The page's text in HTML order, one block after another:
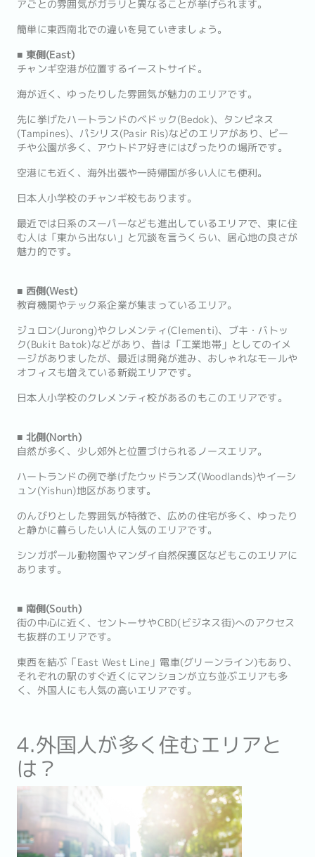
アごとの雰囲気がガラリと異なることが挙げられます。
簡単に東西南北での違いを見ていきましょう。
■ 東側(East)
チャンギ空港が位置するイーストサイド。
海が近く、ゆったりした雰囲気が魅力のエリアです。
先に挙げたハートランドのベドック(Bedok)、タンピネス
(Tampines)、パシリス(Pasir Ris)などのエリアがあり、ビー
チや公園が多く、アウトドア好きにはぴったりの場所です。
空港にも近く、海外出張や一時帰国が多い人にも便利。
日本人小学校のチャンギ校もあります。
最近では日系のスーパーなども進出しているエリアで、東に住
む人は「東から出ない」と冗談を言うくらい、居心地の良さが
魅力的です。
■ 西側(West)
教育機関やテック系企業が集まっているエリア。
ジュロン(Jurong)やクレメンティ(Clementi)、ブキ・バトッ
ク(Bukit Batok)などがあり、昔は「工業地帯」としてのイメ
ージがありましたが、最近は開発が進み、おしゃれなモールや
オフィスも増えている新鋭エリアです。
日本人小学校のクレメンティ校があるのもこのエリアです。
■ 北側(North)
自然が多く、少し郊外と位置づけられるノースエリア。
ハートランドの例で挙げたウッドランズ(Woodlands)やイーシ
ュン(Yishun)地区があります。
のんびりとした雰囲気が特徴で、広めの住宅が多く、ゆったり
と静かに暮らしたい人に人気のエリアです。
シンガポール動物園やマンダイ自然保護区などもこのエリアに
あります。
■ 南側(South)
街の中心に近く、セントーサやCBD(ビジネス街)へのアクセス
も抜群のエリアです。
東西を結ぶ「East West Line」電車(グリーンライン)もあり、
それぞれの駅のすぐ近くにマンションが立ち並ぶエリアも多
く、外国人にも人気の高いエリアです。
4.外国人が多く住むエリアと
は？